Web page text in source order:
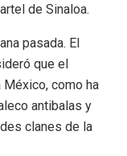
de Sinaloa.
pasada. El
que el
como ha
antibalas y
clanes de la